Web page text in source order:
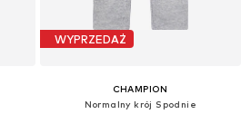
WYPRZEDAŻ
CHAMPION
Normalny krój Spodnie